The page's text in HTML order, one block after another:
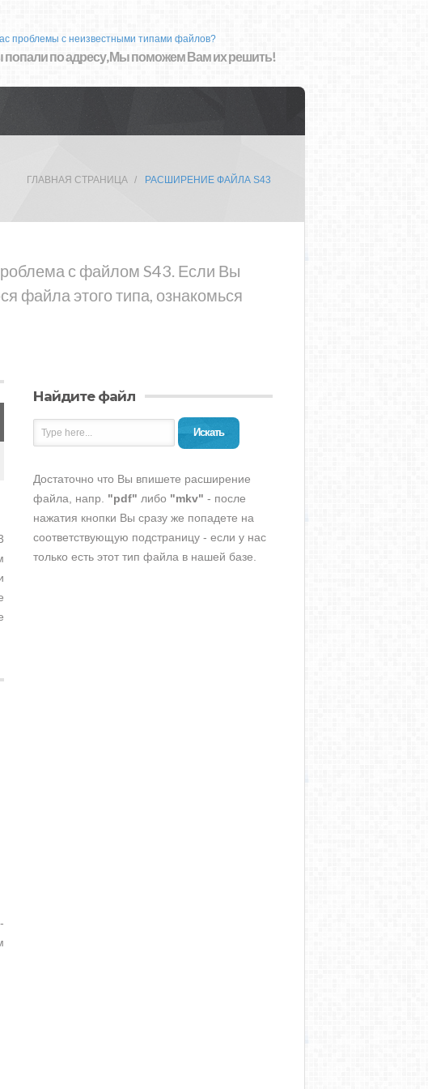
проблемы с неизвестными типами файлов?
по адресу, Мы поможем Вам их решить!
ГЛАВНАЯ СТРАНИЦА РАСШИРЕНИЕ ФАЙЛА S43
с файлом S43. Если Вы
файла этого типа, ознакомься
Найдите файл
Искать
Достаточно что Вы впишете расширение
файла, напр. "pdf" либо "mkv" - после
нажатия кнопки Вы сразу же попадете на
соответствующую подстраницу - если у нас
только есть этот тип файла в нашей базе.